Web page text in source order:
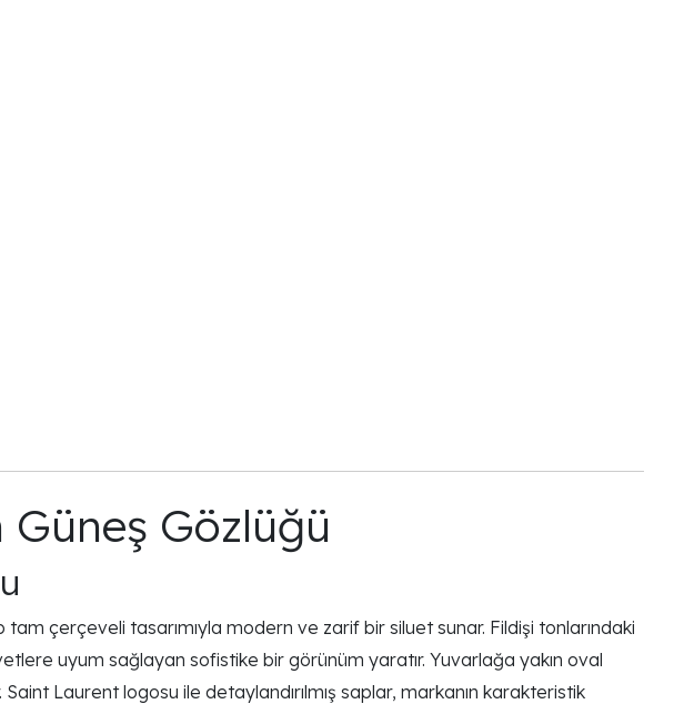
Güneş Gözlüğü
çerçeveli tasarımıyla modern ve zarif bir siluet sunar. Fildişi tonlarındaki
uyum sağlayan sofistike bir görünüm yaratır. Yuvarlağa yakın oval
Laurent logosu ile detaylandırılmış saplar, markanın karakteristik